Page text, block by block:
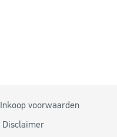
Inkoop voorwaarden
Disclaimer